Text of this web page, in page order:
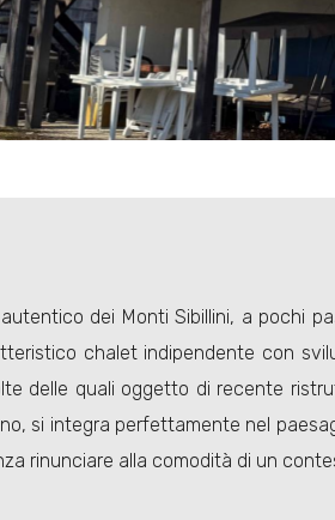
dei Monti Sibillini, a pochi
chalet indipendente con
delle quali oggetto di recente
si integra perfettamente nel
rinunciare alla comodità di un